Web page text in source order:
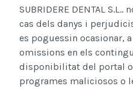
SUBRIDERE DENTAL
cas dels danys i
es poguessin ocasionar,
omissions en els
disponibilitat del portal
programes maliciosos o